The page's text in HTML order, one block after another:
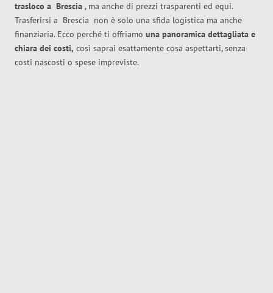
trasloco a Brescia , ma anche di prezzi trasparenti ed equi.
Trasferirsi a Brescia non è solo una sfida logistica ma anche
finanziaria. Ecco perché ti offriamo una panoramica dettagliata e
chiara dei costi, così saprai esattamente cosa aspettarti, senza
costi nascosti o spese impreviste.